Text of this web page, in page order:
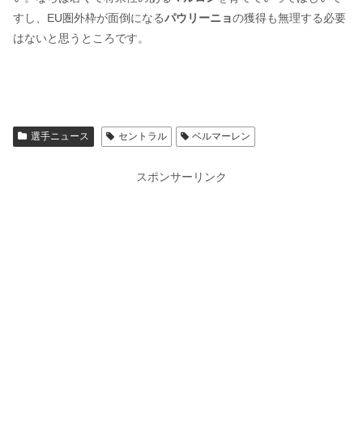
すし、EU圏外枠が面倒になるパウリーニョの獲得も無理する必要
はないと思うところです。
選手ニュース セントラル ベルマーレン
スポンサーリンク